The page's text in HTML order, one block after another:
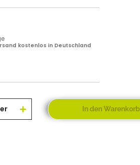
kostenlos in Deutschland
In den Warenkorb